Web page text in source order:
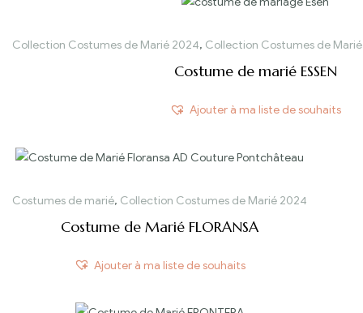
Collection Costumes de Marié 2024, Collection Costumes de
Costume de marié ESSEN
Ajouter à ma liste de souhaits
Costumes de marié, Collection Costumes de Marié 2024
Costume de Marié FLORANSA
Ajouter à ma liste de souhaits